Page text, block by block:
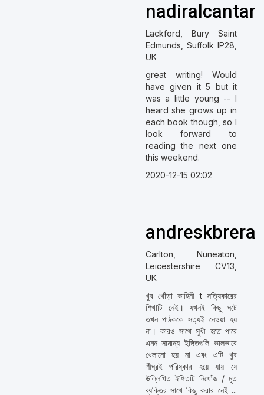
Lackford, Bury Saint
Edmunds, Suffolk IP28,
UK
great writing! Would
have given it 5 but it
was a little young -- I
heard she grows up in
each book though, so I
look forward to
reading the next one
this weekend.
2020-12-15 02:02
andreskbrera
Carlton, Nuneaton,
Leicestershire CV13,
UK
খুব খোঁড়া কাহিনী t সত্যিকারের
শিখাটি নেই। যখনই কিছু ঘটে
তখন পাঠককে সত্যই নেওয়া হয়
না। কারও সাথে সুখী হতে পারে
এমন সামান্য ইঙ্গিতগুলি ভালভাবে
খেলানো হয় না এবং এটি খুব
শীঘ্রই পরিষ্কার হয়ে যায় যে
উল্লিখিত ইঙ্গিতটি নিখোঁজ / মৃত
ব্যক্তির সাথে কিছু করার নেই ...